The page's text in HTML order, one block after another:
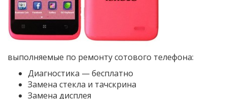
выполняемые по ремонту сотового телефона:
Диагностика — бесплатно
Замена стекла и тачскрина
Замена дисплея